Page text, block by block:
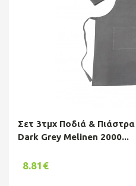
Σετ 3τμχ Ποδιά &
Dark Grey Melinen 2000...
8.81€